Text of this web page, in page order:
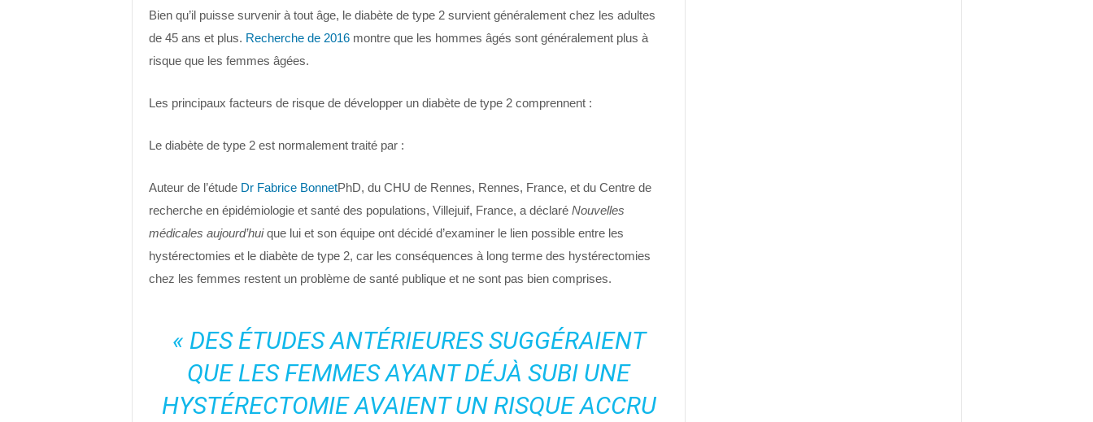
Bien qu’il puisse survenir à tout âge, le diabète de type 2 survient généralement chez les adultes
de 45 ans et plus. Recherche de 2016montre que les hommes âgés sont généralement plus à
risque que les femmes âgées.
Les principaux facteurs de risque de développer un diabète de type 2 comprennent :
Le diabète de type 2 est normalement traité par :
Auteur de l’étude Dr Fabrice BonnetPhD, du CHU de Rennes, Rennes, France, et du Centre de
recherche en épidémiologie et santé des populations, Villejuif, France, a déclaré Nouvelles
médicales aujourd’huique lui et son équipe ont décidé d’examiner le lien possible entre les
hystérectomies et le diabète de type 2, car les conséquences à long terme des hystérectomies
chez les femmes restent un problème de santé publique et ne sont pas bien comprises.
« DES ÉTUDES ANTÉRIEURES SUGGÉRAIENT
QUE LES FEMMES AYANT DÉJÀ SUBI UNE
HYSTÉRECTOMIE AVAIENT UN RISQUE ACCRU